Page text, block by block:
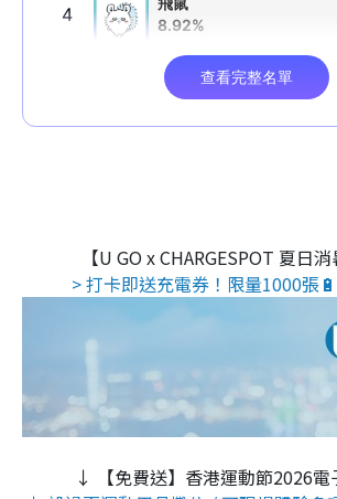
【U GO x CHARGESPOT 夏日消
> 打卡即送充電券！限量1000張
↓ 【免費送】香港運動節2026